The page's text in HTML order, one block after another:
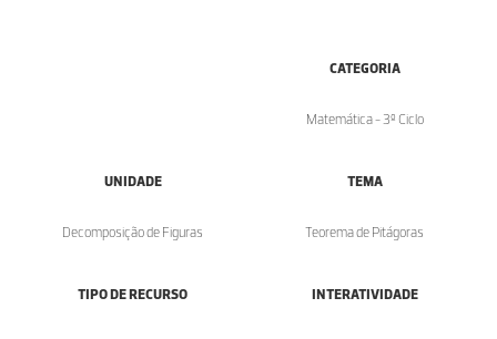
CATEGORIA
Matemática - 3º Ciclo
UNIDADE
Decomposição de Figuras
TEMA
Teorema de Pitágoras
TIPO DE RECURSO INTERATIVIDADE